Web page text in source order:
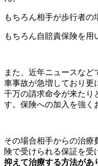
もちろん相手が歩行者の
もちろん自賠責保険を用
また、近年ニュースな
車事故が急増しており更
千万の請求命令が来たり
す。保険への加入を強く
その場合相手からの治療
険で受けられる保証を受
抑えて治療する方法があ